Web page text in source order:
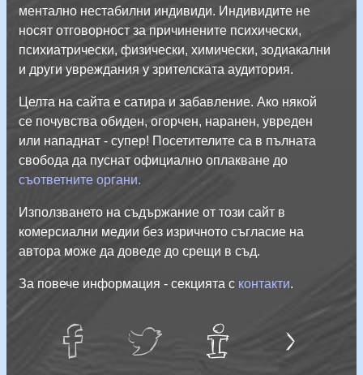
ментално нестабилни индивиди. Индивидите не
носят отговорност за причинените психически,
психиатрически, физически, химически, зодиакални
и други увреждания у зрителската аудитория.
Целта на сайта е сатира и забавление. Ако някой
се почувства обиден, огорчен, наранен, увреден
или нападнат - супер! Посетителите са в пълната
свобода да пуснат официално оплакване до
съответните органи.
Използването на съдържание от този сайт в
комерсиални медии без изричното съгласие на
автора може да доведе до срещи в съд.
За повече информация - секцията с контакти.
facebug twatter
Тук
не е
Личе
нСайт